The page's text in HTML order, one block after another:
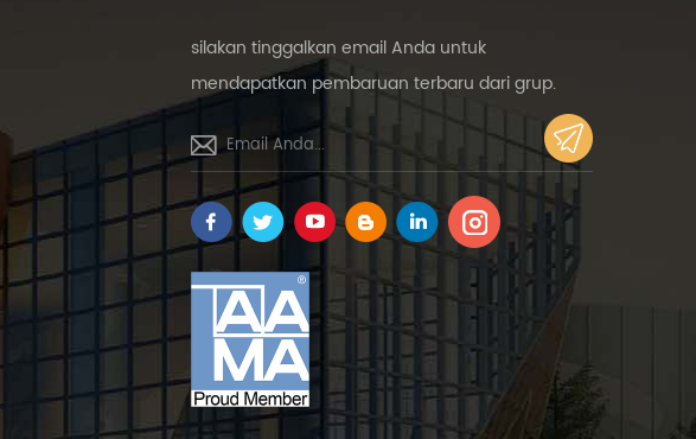
silakan tinggalkan email Anda untuk
mendapatkan pembaruan terbaru dari grup.